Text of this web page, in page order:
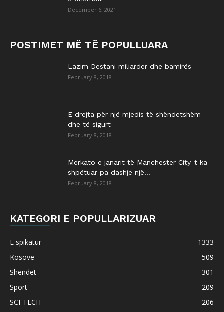
December 6, 2021
POSTIMET MË TË POPULLUARA
Lazim Destani miliarder dhe bamirës
February 8, 2018
E drejta për një mjedis të shëndetshëm
dhe të sigurt
February 8, 2018
Merkato e janarit të Manchester City-t ka
shpëtuar pa dashje një...
February 8, 2018
KATEGORI E POPULLARIZUAR
E spikatur
1333
Kosovë
509
Shëndet
301
Sport
209
SCI-TECH
206